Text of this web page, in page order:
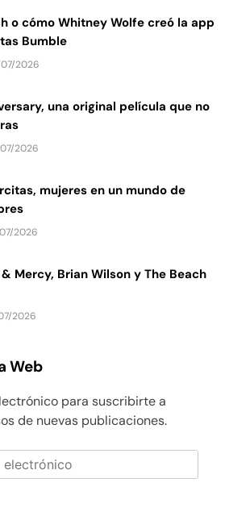
o cómo Whitney Wolfe creó la app
Bumble
2026
una original película que no
2026
mujeres en un mundo de
2026
& Mercy, Brian Wilson y The Beach
2026
Web
para suscribirte a
de nuevas publicaciones.